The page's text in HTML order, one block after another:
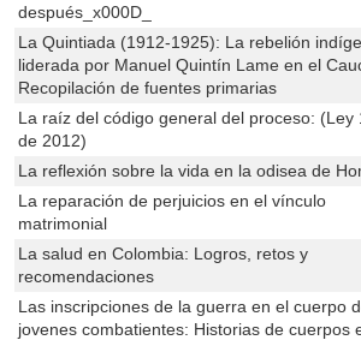
después_x000D_
La Quintiada (1912-1925): La rebelión
liderada por Manuel Quintín Lame en el
Recopilación de fuentes primarias
La raíz del código general del proceso: (Ley
de 2012)
La reflexión sobre la vida en la odisea de
La reparación de perjuicios en el vínculo
matrimonial
La salud en Colombia: Logros, retos y
recomendaciones
Las inscripciones de la guerra en el cuerpo
jovenes combatientes: Historias de cuerpos